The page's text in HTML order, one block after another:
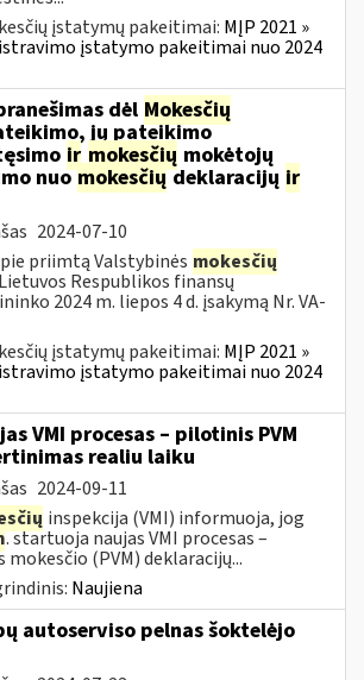
įstatymų pakeitimai: MĮP 2021 »
įstatymo pakeitimai nuo 2024
dėl Mokesčių
jų pateikimo
ir mokesčių mokėtojų
nuomokesčiųdeklaracijų ir
2024-07-10
priimtą Valstybinės mokesčių
Respublikos finansų
2024 m. liepos 4 d. įsakymą Nr. VA-
įstatymų pakeitimai: MĮP 2021 »
įstatymo pakeitimai nuo 2024
VMI procesas – pilotinis PVM
realiu laiku
2024-09-11
inspekcija (VMI) informuoja, jog
. startuoja naujas VMI procesas –
(PVM) deklaracijų...
Naujiena
autoserviso pelnas šoktelėjo